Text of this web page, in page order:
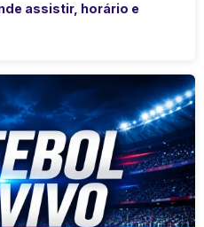
assistir, horário e